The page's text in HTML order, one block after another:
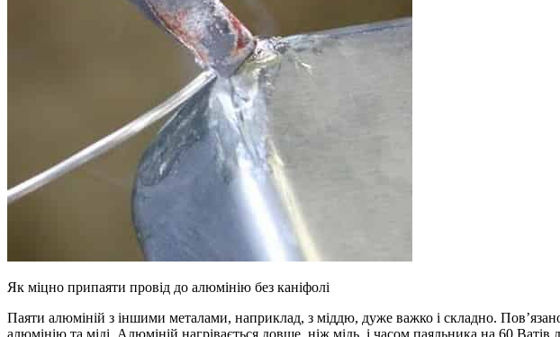
Як міцно припаяти провід до алюмінію без каніфолі
Паяти алюміній з іншими металами, наприклад, з міддю, дуже важко і складно.
алюмінію та міді. Алюміній нагрівається довше, ніж мідь, і часом паяльника на 60